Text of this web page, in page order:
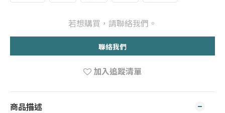
若想購買，請聯絡我們。
聯絡我們
加入追蹤清單
商品描述